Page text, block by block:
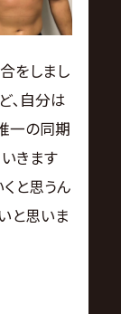
をしまし
､自分は
一の同期
きます
と思うん
と思いま